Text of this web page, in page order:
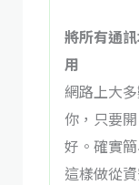
將所有通
用
網路上大
你，只要
好。確實
這樣做從